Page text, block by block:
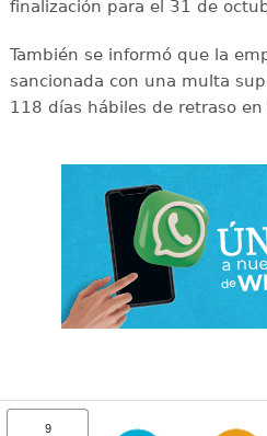
finalización para el 31 de
También se informó que la
sancionada con una multa
118 días hábiles de retraso
9